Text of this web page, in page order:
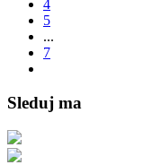
4
5
...
7
Sleduj ma